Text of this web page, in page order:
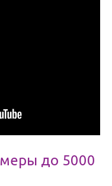
до 5000